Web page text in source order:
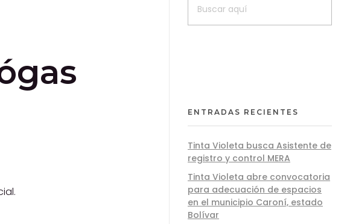
ENTRADAS RECIENTES
Tinta Violeta busca Asistente de
registro y control MERA
Tinta Violeta abre convocatoria
para adecuación de espacios
en el municipio Caroní, estado
Bolívar